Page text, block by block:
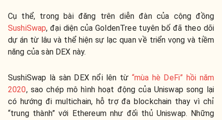
Cụ thể, trong bài đăng trên diễn đàn của cộng đồng
SushiSwap, đại diện của GoldenTree tuyên bố đã theo dõi
dự án từ lâu và thể hiện sự lạc quan về triển vọng và tiềm
năng của sàn DEX này.
SushiSwap là sàn DEX nổi lên từ “mùa hè DeFi” hồi năm
2020, sao chép mô hình hoạt động của Uniswap song lại
có hướng đi multichain, hỗ trợ đa blockchain thay vì chỉ
“trung thành” với Ethereum như đối thủ Uniswap. Những